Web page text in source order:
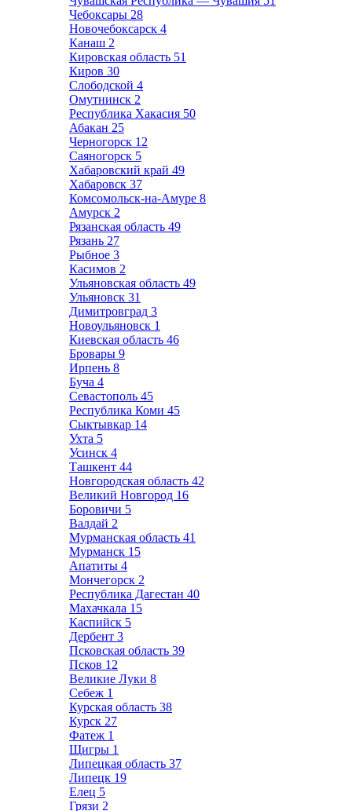
Чебоксары 28
Новочебоксарск 4
Канаш 2
Кировская область 51
Киров 30
Слободской 4
Омутнинск 2
Республика Хакасия 50
Абакан 25
Черногорск 12
Саяногорск 5
Хабаровский край 49
Хабаровск 37
Комсомольск-на-Амуре 8
Амурск 2
Рязанская область 49
Рязань 27
Рыбное 3
Касимов 2
Ульяновская область 49
Ульяновск 31
Димитровград 3
Новоульяновск 1
Киевская область 46
Бровары 9
Ирпень 8
Буча 4
Севастополь 45
Республика Коми 45
Сыктывкар 14
Ухта 5
Усинск 4
Ташкент 44
Новгородская область 42
Великий Новгород 16
Боровичи 5
Валдай 2
Мурманская область 41
Мурманск 15
Апатиты 4
Мончегорск 2
Республика Дагестан 40
Махачкала 15
Каспийск 5
Дербент 3
Псковская область 39
Псков 12
Великие Луки 8
Себеж 1
Курская область 38
Курск 27
Фатеж 1
Щигры 1
Липецкая область 37
Липецк 19
Елец 5
Грязи 2